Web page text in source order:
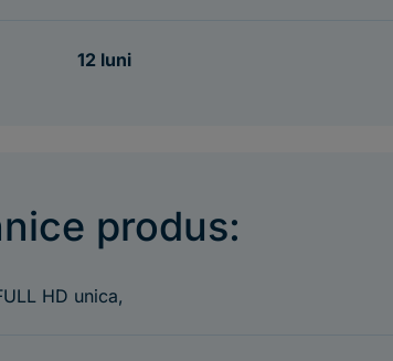
12 luni
produs:
HD unica,